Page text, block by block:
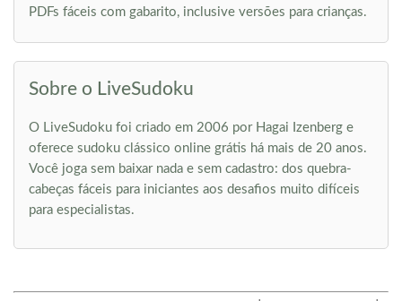
PDFs fáceis com gabarito, inclusive versões para crianças.
Sobre o LiveSudoku
O LiveSudoku foi criado em 2006 por Hagai Izenberg e
oferece sudoku clássico online grátis há mais de 20 anos.
Você joga sem baixar nada e sem cadastro: dos quebra-
cabeças fáceis para iniciantes aos desafios muito difíceis
para especialistas.